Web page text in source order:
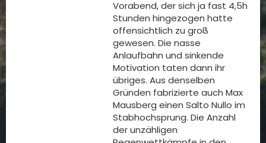
Vorabend, der sich ja fast 4,5h
Stunden hingezogen hatte
offensichtlich zu groß
gewesen. Die nasse
Anlaufbahn und sinkende
Motivation taten dann ihr
übriges. Aus denselben
Gründen fabrizierte auch Max
Mausberg einen Salto Nullo im
Stabhochsprung. Die Anzahl
der unzähligen